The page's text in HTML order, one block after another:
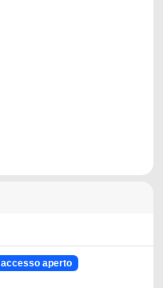
accesso aperto